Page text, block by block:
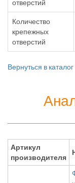
отверстий
Количество
крепежных
отверстий
Вернуться в каталог
Артикул
производителя